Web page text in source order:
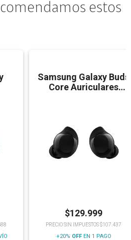
estos
Samsung Galaxy Buds
Core Auriculares
$129.999
PRECIO SIN IMPUESTOS $107.437
+20% OFFEN 1 PAGO